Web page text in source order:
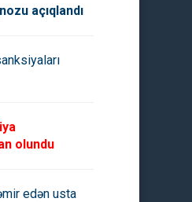
açıqlandı
olundu
edən usta